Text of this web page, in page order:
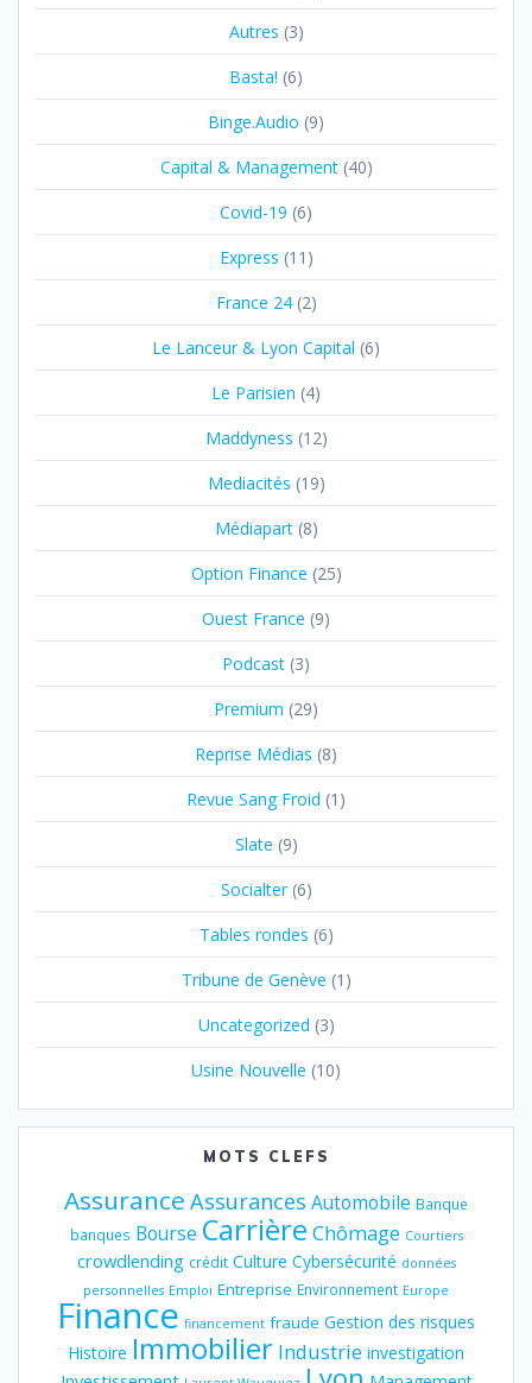
Autres (3)
Basta! (6)
Binge.Audio (9)
Capital & Management(40)
Covid-19 (6)
Express (11)
France 24(2)
Le Lanceur & Lyon Capital (6)
Le Parisien (4)
Maddyness (12)
Mediacités (19)
Médiapart(8)
Option Finance (25)
Ouest France (9)
Podcast (3)
Premium (29)
Reprise Médias (8)
Revue Sang Froid (1)
Slate (9)
Socialter(6)
Tables rondes (6)
Tribune de Genève (1)
Uncategorized (3)
Usine Nouvelle (10)
MOTS CLEFS
Assurance Assurances Automobile Banque
banques Bourse Carrière Chômage Courtiers
crowdlending crédit Culture Cybersécurité données
personnelles Emploi Entreprise Environnement Europe
Finance financement fraude Gestion des risques
Histoire Immobilier Industrie investigation